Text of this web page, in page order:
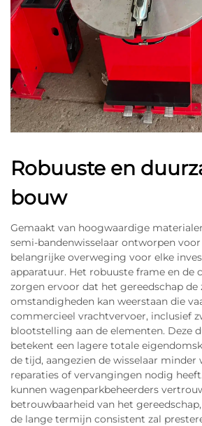
Robuuste en
bouw
Gemaakt van hoogwaardige
semi-bandenwisselaar ontworpen
belangrijke overweging voor elke
apparatuur. Het robuuste frame en de
zorgen ervoor dat het gereedschap de
omstandigheden kan weerstaan die
commercieel vrachtvervoer, inclusief
blootstelling aan de elementen. Deze
betekent een lagere totale
de tijd, aangezien de wisselaar minder
reparaties of vervangingen nodig
kunnen wagenparkbeheerders
betrouwbaarheid van het
de lange termijn consistent zal